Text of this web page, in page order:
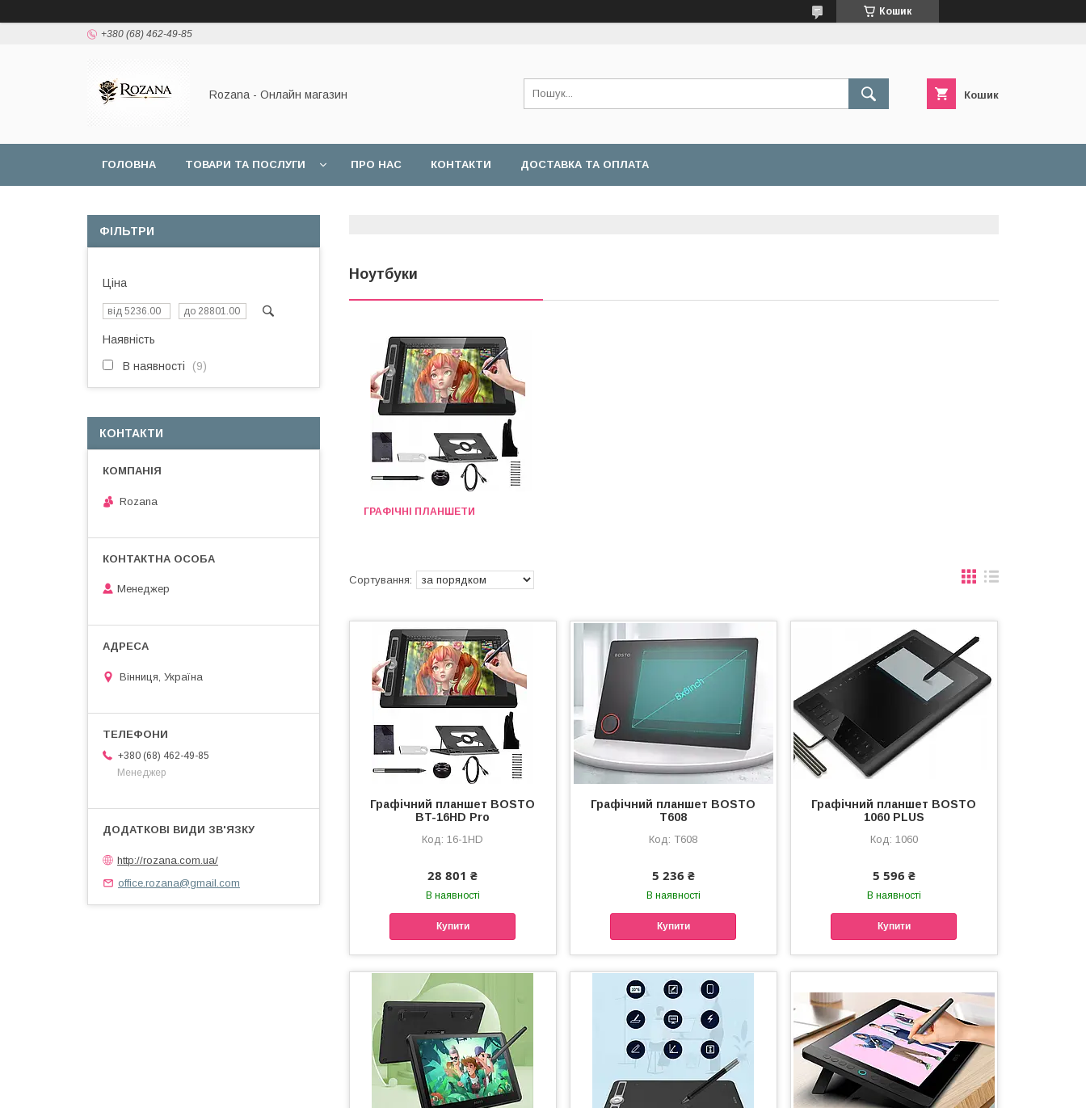
Кошик
+380 (68) 462-49-85
Rozana - Онлайн магазин Кошик
ГОЛОВНА ТОВАРИ ТА ПОСЛУГИ ПРО НАС КОНТАКТИ ДОСТАВКА ТА ОПЛАТА
Ноутбуки
ГРАФІЧНІ ПЛАНШЕТИ
Графічний планшет BOSTO
BT-16HD Pro
16-1HD
28 801 ₴
В наявності
Купити
Графічний планшет BOSTO
T608
Т608
5 236 ₴
В наявності
Купити
Графічний планшет BOSTO
1060 PLUS
1060
5 596 ₴
В наявності
Купити
ФІЛЬТРИ
Ціна
Наявність
В наявності 9
КОНТАКТИ
Rozana
Менеджер
Вінниця, Україна
+380 (68) 462-49-85
Менеджер
http://rozana.com.ua/
office.rozana@gmail.com